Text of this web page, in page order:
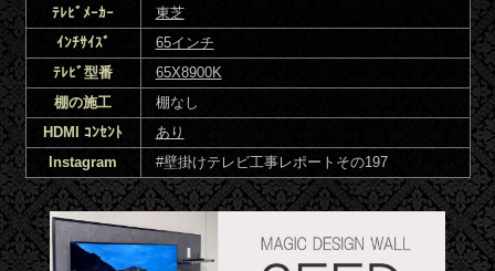
ﾃﾚﾋﾞﾒｰｶｰ
東芝
ｲﾝﾁｻｲｽﾞ
65インチ
ﾃﾚﾋﾞ型番
65X8900K
棚の施工
棚なし
HDMI ｺﾝｾﾝﾄ
あり
Instagram
#壁掛けテレビ工事レポートその197